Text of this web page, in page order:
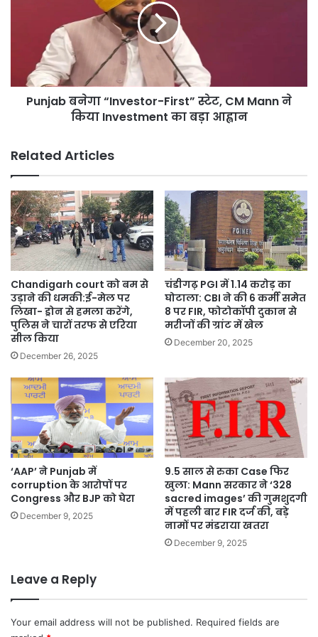
किया
Investment
Punjab बनेगा “Investor-First” स्टेट, CM Mann ने
किया Investment का बड़ा आह्वान
Related Articles
Chandigarh court को बम से
उड़ाने की धमकी:ई-मेल पर
लिखा- ड्रोन से हमला करेंगे,
पुलिस ने चारों तरफ से एरिया
सील किया
December 26, 2025
चंडीगढ़ PGI में 1.14 करोड़ का
घोटाला: CBI ने की 6 कर्मी समेत
8 पर FIR, फोटोकॉपी दुकान से
मरीजों की ग्रांट में खेल
December 20, 2025
‘AAP’ ने Punjab में
corruption के आरोपों पर
Congress और BJP को घेरा
December 9, 2025
9.5 साल से रुका Case फिर
खुला: Mann सरकार ने ‘328
sacred images’ की गुमशुदगी
में पहली बार FIR दर्ज की, बड़े
नामों पर मंडराया खतरा
December 9, 2025
Leave a Reply
Your email address will not be published. Required fields are